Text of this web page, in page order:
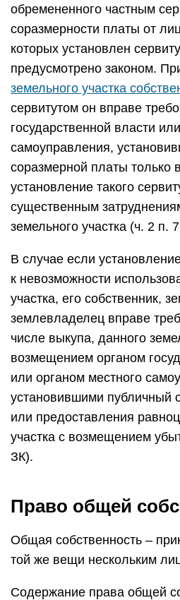
обремененного частным
соразмерности платы от
которых установлен
предусмотрено законом.
земельного участка
сервитутом он вправе
государственной власти
самоуправления,
соразмерной платы только
установление такого
существенным
земельного участка (ч. 2 п.
В случае если
к невозможности
участка, его собственник,
землевладелец вправе
числе выкупа, данного
возмещением органом
или органом местного
установившими публичный
или предоставления
участка с возмещением
ЗК).
Право общей
Общая собственность –
той же вещи нескольким
Содержание права общей